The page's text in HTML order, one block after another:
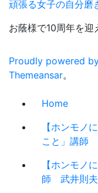
頑張る女子の自分磨
お蔭様で10周年を迎
Proudly powered
Themeansar。
Home
【ホンモノ
こと」講師
【ホンモノ
師 武井則夫